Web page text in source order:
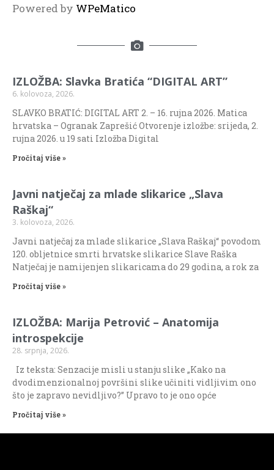
Powered by WPeMatico
IZLOŽBA: Slavka Bratića “DIGITAL ART”
6. kolovoza, 2026.
SLAVKO BRATIĆ: DIGITAL ART 2. – 16. rujna 2026. Matica
hrvatska – Ogranak Zaprešić Otvorenje izložbe: srijeda, 2.
rujna 2026. u 19 sati Izložba Digital
Pročitaj više »
Javni natječaj za mlade slikarice „Slava
Raškaj“
3. kolovoza, 2026.
Javni natječaj za mlade slikarice „Slava Raškaj“ povodom
120. obljetnice smrti hrvatske slikarice Slave Raška
Natječaj je namijenjen slikaricama do 29 godina, a rok za
Pročitaj više »
IZLOŽBA: Marija Petrović – Anatomija
introspekcije
28. srpnja, 2026.
Iz teksta: Senzacije misli u stanju slike „Kako na
dvodimenzionalnoj površini slike učiniti vidljivim ono
što je zapravo nevidljivo?” Upravo to je ono opće
Pročitaj više »